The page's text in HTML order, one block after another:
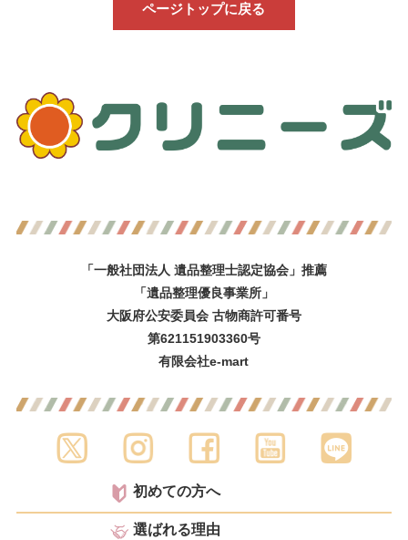
ページトップに戻る
「一般社団法人 遺品整理士認定協会」推薦
「遺品整理優良事業所」
大阪府公安委員会 古物商許可番号
第621151903360号
有限会社e-mart
初めての方へ
選ばれる理由